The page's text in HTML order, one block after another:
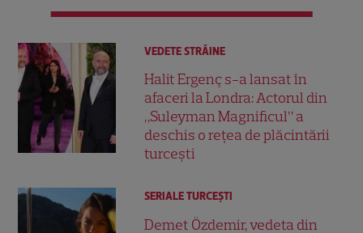
VEDETE STRĂINE
Halit Ergenç s-a lansat în
afaceri la Londra: Actorul din
„Suleyman Magnificul” a
deschis o rețea de plăcintării
turcești
SERIALE TURCEŞTI
Demet Özdemir, vedeta din